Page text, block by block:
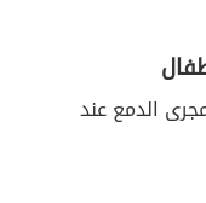
الدمع عند